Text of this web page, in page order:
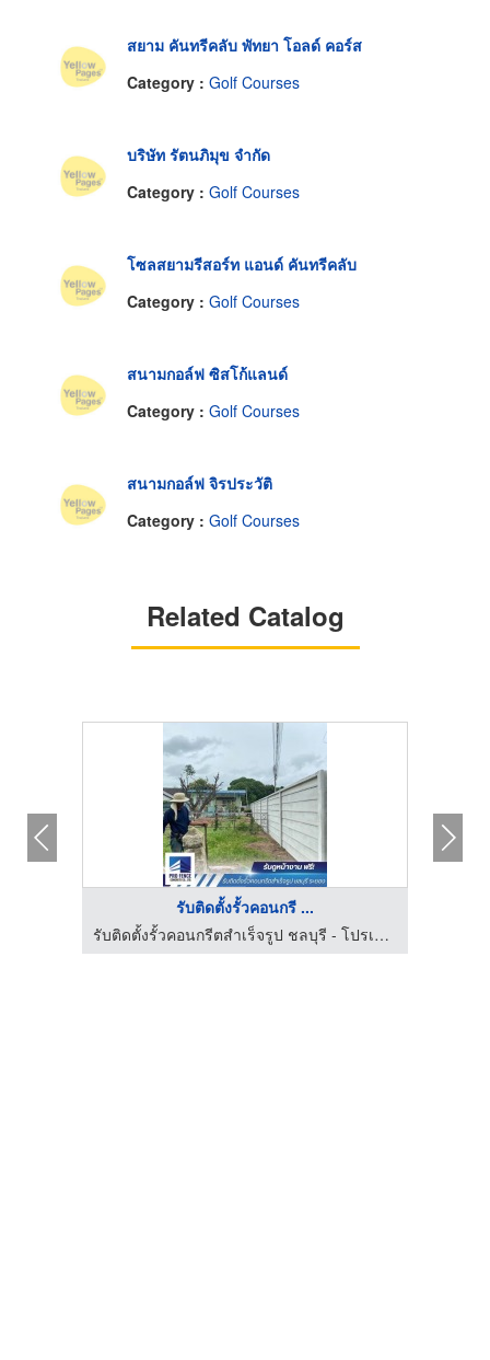
สยาม คันทรีคลับ พัทยา โอลด์ คอร์ส
Category : Golf Courses
บริษัท รัตนภิมุข จำกัด
Category : Golf Courses
โซลสยามรีสอร์ท แอนด์ คันทรีคลับ
Category : Golf Courses
สนามกอล์ฟ ซิสโก้แลนด์
Category : Golf Courses
สนามกอล์ฟ จิรประวัติ
Category : Golf Courses
Related Catalog
รับติดตั้งรั้วคอนกรี ...
รับติดตั้งรั้วคอนกรีตสำเร็จรูป ชลบุรี - โปรเฟ้นซ์คอนกรีต